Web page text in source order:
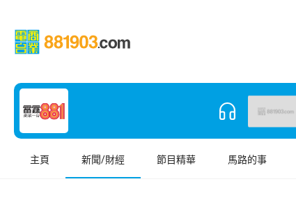
主頁 新聞/財經 節目精華 馬路的事